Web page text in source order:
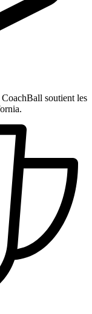
soutient les